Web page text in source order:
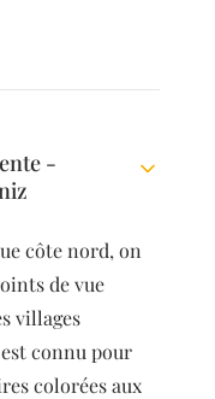
-
côte nord, on
de vue
villages
connu pour
colorées aux